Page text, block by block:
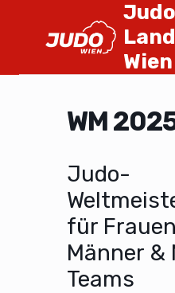
Wien
WM
Judo-
für
Männer &
Teams